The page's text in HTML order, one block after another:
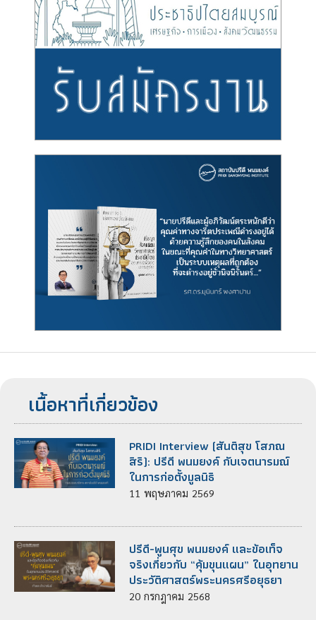
เนื้อหาที่เกี่ยวข้อง
PRIDI Interview (สันติสุข โสภณ
สิริ): ปรีดี พนมยงค์ กับเจตนารมณ์
ในการก่อตั้งมูลนิธิ
11 พฤษภาคม 2569
ปรีดี-พูนศุข พนมยงค์ และข้อเท็จ
จริงเกี่ยวกับ “คุ้มขุนแผน” ในอุทยาน
ประวัติศาสตร์พระนครศรีอยุธยา
20 กรกฎาคม 2568